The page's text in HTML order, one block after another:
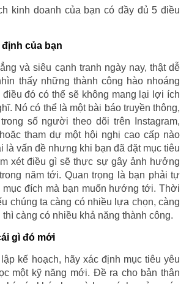
kinh doanh của bạn có đầy đủ 5 điều
định của bạn
và siêu cạnh tranh ngày nay, thật dễ
thấy những thành công hào nhoáng
đó có thể sẽ không mang lại lợi ích
Nó có thể là một bài báo truyền thông,
số người theo dõi trên Instagram,
tham dự một hội nghị cao cấp nào
là vấn đề nhưng khi bạn đã đặt mục tiêu
xét điều gì sẽ thực sự gây ảnh hưởng
năm tới. Quan trọng là bạn phải tự
mục đích mà bạn muốn hướng tới. Thời
chúng ta càng có nhiều lựa chọn, càng
càng có nhiều khả năng thành công.
gì đó mới
kế hoạch, hãy xác định mục tiêu yêu
một kỹ năng mới. Đề ra cho bản thân